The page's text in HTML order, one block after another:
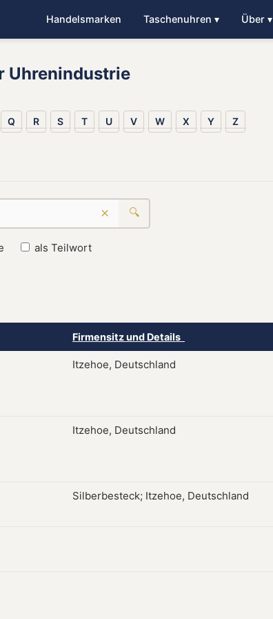
Handelsmarken Taschenuhren ▾ Über ▾
Uhrenindustrie
Q R S T U V W X Y Z
× 🔍
als Teilwort
Firmensitz und Details
Itzehoe, Deutschland
Itzehoe, Deutschland
Silberbesteck; Itzehoe, Deutschland